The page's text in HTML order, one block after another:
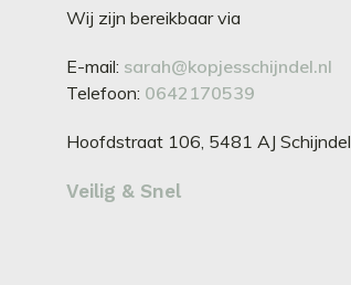
Wij zijn bereikbaar via
E-mail: sarah@kopjesschijndel.nl
Telefoon: 0642170539
Hoofdstraat 106, 5481 AJ Schijndel
Veilig & Snel